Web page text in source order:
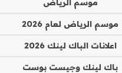
موسم الرياض
موسم الرياض لعام 2026
اعلانات الباك لينك 2026
باك لينك وجيست بوست